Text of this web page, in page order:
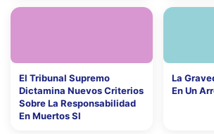
El Tribunal Supremo
Dictamina Nuevos Criterios
Sobre La Responsabilidad
En Muertos Sl
La
En Un